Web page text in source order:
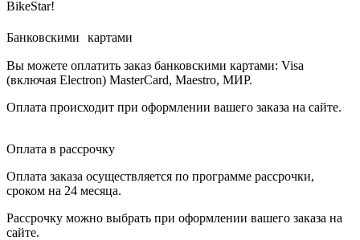
BikeStar!
Банковскими картами
Вы можете оплатить заказ банковскими картами: Visa
(включая Electron) MasterCard, Maestro, МИР.
Оплата происходит при оформлении вашего заказа на сайте.
Оплата в рассрочку
Оплата заказа осуществляется по программе рассрочки,
сроком на 24 месяца.
Рассрочку можно выбрать при оформлении вашего заказа на
сайте.